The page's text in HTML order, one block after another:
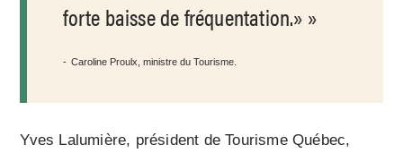
forte baisse de fréquentation.»
Caroline Proulx, ministre du Tourisme.
Yves Lalumière, président de Tourisme Québec,